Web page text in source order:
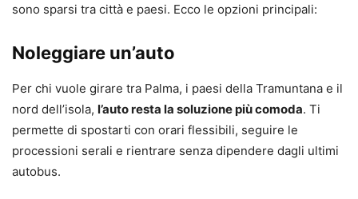
sono sparsi tra città e paesi. Ecco le opzioni principali:
Noleggiare un’auto
Per chi vuole girare tra Palma, i paesi della Tramuntana e il
nord dell’isola, l’auto resta la soluzione più comoda. Ti
permette di spostarti con orari flessibili, seguire le
processioni serali e rientrare senza dipendere dagli ultimi
autobus.